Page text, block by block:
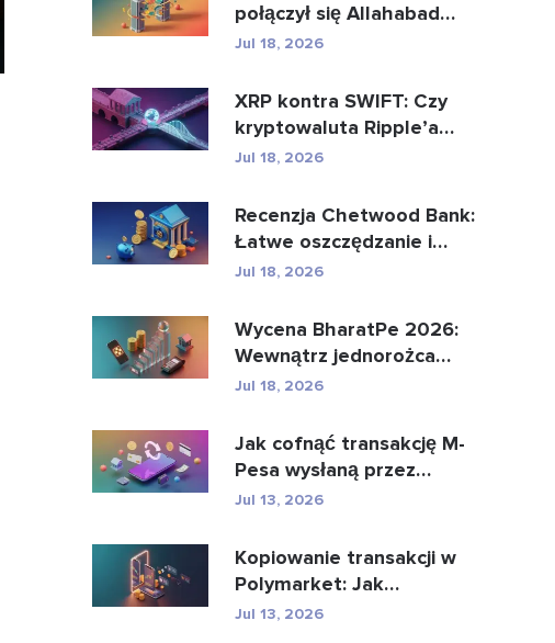
połączył się Allahabad
Bank? Pełna historia...
Jul 18, 2026
XRP kontra SWIFT: Czy
kryptowaluta Ripple’a
może zastąpić glo...
Jul 18, 2026
Recenzja Chetwood Bank:
Łatwe oszczędzanie i
bezpieczna bankowo�...
Jul 18, 2026
Wycena BharatPe 2026:
Wewnątrz jednorożca
fintech o wartości 2,...
Jul 18, 2026
Jak cofnąć transakcję M-
Pesa wysłaną przez
pomyłkę
Jul 13, 2026
Kopiowanie transakcji w
Polymarket: Jak
bezpiecznie kopiować
Jul 13, 2026